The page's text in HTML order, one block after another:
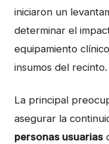
iniciaron un
determinar el
equipamiento
insumos del recinto.
La principal
asegurar la
personas usuarias